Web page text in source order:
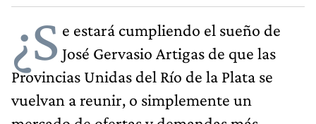
¿S e estará cumpliendo el sueño de
José Gervasio Artigas de que las
Provincias Unidas del Río de la Plata se
vuelvan a reunir, o simplemente un